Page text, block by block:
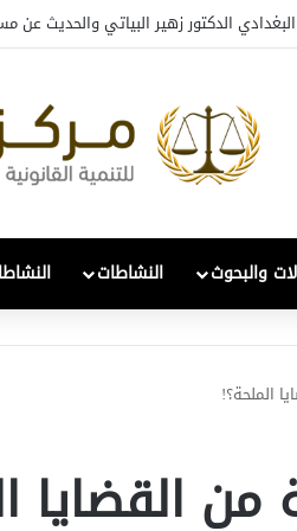
والتحول: قراءة في واقع 2022-2026
والبحوث النشاطات
الملحة؟!
من القضايا